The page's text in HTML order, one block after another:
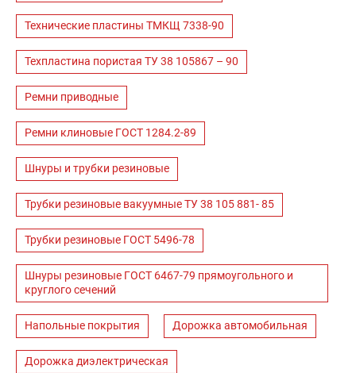
Технические пластины ТМКЩ 7338-90
Техпластина пористая ТУ 38 105867 – 90
Ремни приводные
Ремни клиновые ГОСТ 1284.2-89
Шнуры и трубки резиновые
Трубки резиновые вакуумные ТУ 38 105 881- 85
Трубки резиновые ГОСТ 5496-78
Шнуры резиновые ГОСТ 6467-79 прямоугольного и
круглого сечений
Напольные покрытия Дорожка автомобильная
Дорожка диэлектрическая